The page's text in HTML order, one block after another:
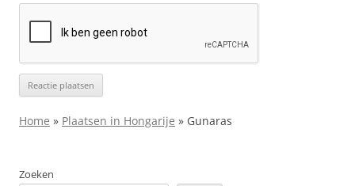
Home » Plaatsen in Hongarije » Gunaras
Zoeken